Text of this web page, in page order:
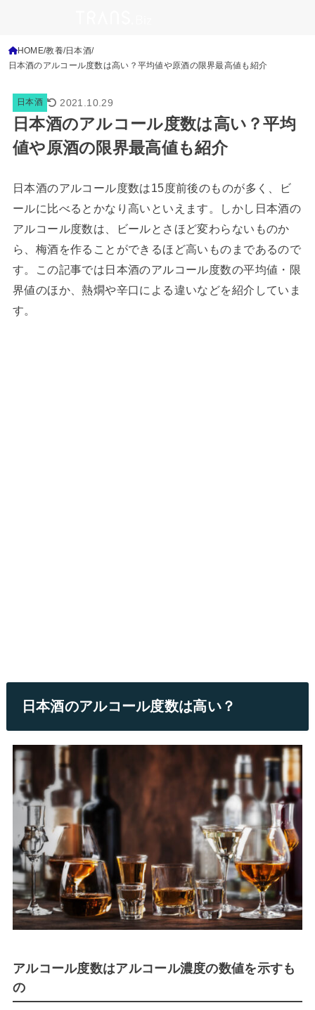
HOME 教養 日本酒
日本酒のアルコール度数は高い？平均値や原酒の限界最高値も紹介
日本酒 2021.10.29
日本酒のアルコール度数は高い？平均
値や原酒の限界最高値も紹介
日本酒のアルコール度数は15度前後のものが多く、ビ
ールに比べるとかなり高いといえます。しかし日本酒の
アルコール度数は、ビールとさほど変わらないものか
ら、梅酒を作ることができるほど高いものまであるので
す。この記事では日本酒のアルコール度数の平均値・限
界値のほか、熱燗や辛口による違いなどを紹介していま
す。
日本酒のアルコール度数は高い？
アルコール度数はアルコール濃度の数値を示すも
の